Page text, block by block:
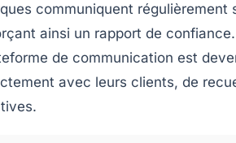
communiquent
ainsi un rapport de confiance.
de communication est
avec leurs clients, de